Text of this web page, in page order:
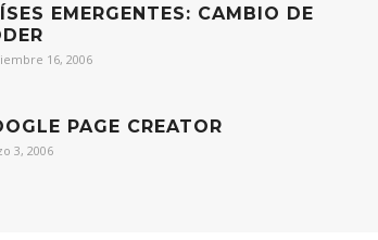
EMERGENTES: CAMBIO DE
16, 2006
PAGE CREATOR
3, 2006